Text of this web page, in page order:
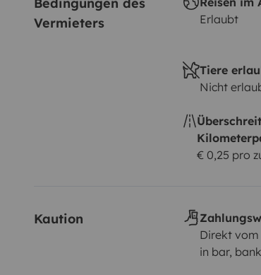
Bedingungen des
Vermieters
Erlaubt
Tiere
Nicht
€ 0,25 pro
Kaution
Direkt
in bar,